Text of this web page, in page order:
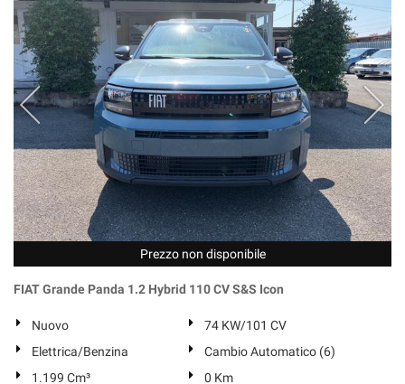
Prezzo non disponibile
FIAT Grande Panda 1.2 Hybrid 110 CV S&S Icon
Nuovo
74 KW/101 CV
Elettrica/Benzina
Cambio Automatico (6)
1.199 Cm³
0 Km